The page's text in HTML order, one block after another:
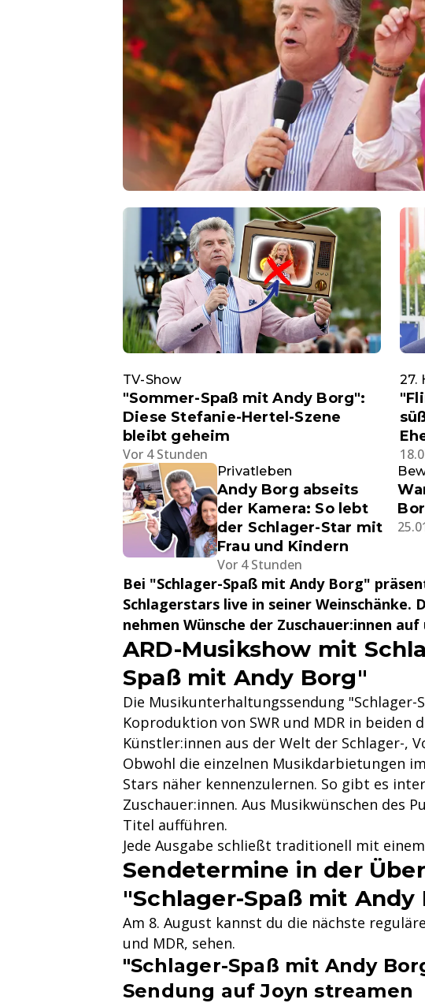
TV-Show
"Sommer-Spaß mit Andy Borg":
Diese Stefanie-Hertel-Szene
bleibt geheim
Vor 4 Stunden
27.
Privatleben
Andy Borg abseits
der Kamera: So lebt
der Schlager-Star mit
Frau und Kindern
Vor 4 Stunden
Bei "Schlager-Spaß mit Andy Borg"
Schlagerstars live in seiner
nehmen Wünsche der Zuschauer:innen
ARD-Musikshow mit
Spaß mit Andy Borg"
Die Musikunterhaltungssendung
Koproduktion von SWR und MDR in
Künstler:innen aus der Welt der Schlager-,
Obwohl die einzelnen Musikdarbietungen
Stars näher kennenzulernen. So gibt es
Zuschauer:innen. Aus Musikwünschen des
Titel aufführen.
Jede Ausgabe schließt traditionell mit
Sendetermine in der
"Schlager-Spaß mit Andy
Am 8. August kannst du die nächste
und MDR, sehen.
"Schlager-Spaß mit Andy
Sendung auf Joyn streamen